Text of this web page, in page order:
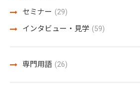
セミナー (29)
インタビュー・見学 (59)
専門用語 (26)